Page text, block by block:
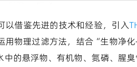
以借鉴先进的技术和经验，引入
用物理过滤方法，结合“生物净
的悬浮物、有机物、氮磷、腥